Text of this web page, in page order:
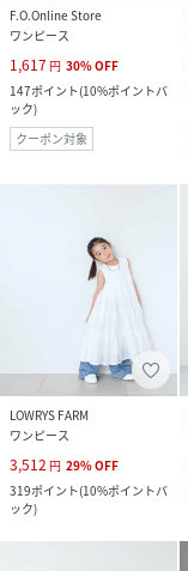
F.O.Online Store
ワンピース
1,617 円 30%OFF
147ポイント(10%ポイントバ
ック)
クーポン対象
LOWRYS FARM
ワンピース
3,512 円 29%OFF
319ポイント(10%ポイントバ
ック)